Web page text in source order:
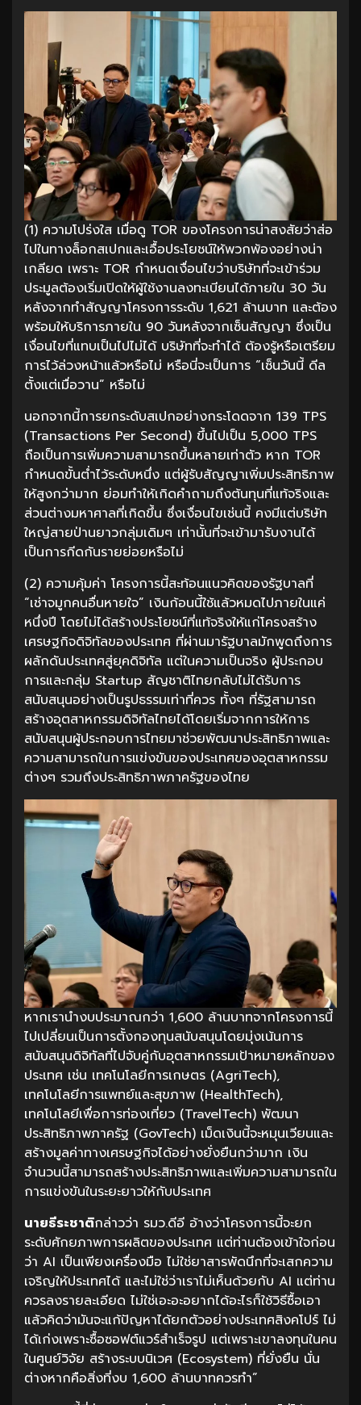
(1) ความโปร่งใส เมื่อดู TOR ของโครงการน่าสงสัยว่าส่อ
ไปในทางล็อกสเปกและเอื้อประโยชน์ให้พวกพ้องอย่างน่า
เกลียด เพราะ TOR กำหนดเงื่อนไขว่าบริษัทที่จะเข้าร่วม
ประมูลต้องเริ่มเปิดให้ผู้ใช้งานลงทะเบียนได้ภายใน 30 วัน
หลังจากทำสัญญาโครงการระดับ 1,621 ล้านบาท และต้อง
พร้อมให้บริการภายใน 90 วันหลังจากเซ็นสัญญา ซึ่งเป็น
เงื่อนไขที่แทบเป็นไปไม่ได้ บริษัทที่จะทำได้ ต้องรู้หรือเตรียม
การไว้ล่วงหน้าแล้วหรือไม่ หรือนี่จะเป็นการ “เซ็นวันนี้ ดีล
ตั้งแต่เมื่อวาน” หรือไม่
นอกจากนี้การยกระดับสเปกอย่างกระโดดจาก 139 TPS
(Transactions Per Second) ขึ้นไปเป็น 5,000 TPS
ถือเป็นการเพิ่มความสามารถขึ้นหลายเท่าตัว หาก TOR
กำหนดขั้นต่ำไว้ระดับหนึ่ง แต่ผู้รับสัญญาเพิ่มประสิทธิภาพ
ให้สูงกว่ามาก ย่อมทำให้เกิดคำถามถึงต้นทุนที่แท้จริงและ
ส่วนต่างมหาศาลที่เกิดขึ้น ซึ่งเงื่อนไขเช่นนี้ คงมีแต่บริษัท
ใหญ่สายป่านยาวกลุ่มเดิมๆ เท่านั้นที่จะเข้ามารับงานได้
เป็นการกีดกันรายย่อยหรือไม่
(2) ความคุ้มค่า โครงการนี้สะท้อนแนวคิดของรัฐบาลที่
“เช่าจมูกคนอื่นหายใจ” เงินก้อนนี้ใช้แล้วหมดไปภายในแค่
หนึ่งปี โดยไม่ได้สร้างประโยชน์ที่แท้จริงให้แก่โครงสร้าง
เศรษฐกิจดิจิทัลของประเทศ ที่ผ่านมารัฐบาลมักพูดถึงการ
ผลักดันประเทศสู่ยุคดิจิทัล แต่ในความเป็นจริง ผู้ประกอบ
การและกลุ่ม Startup สัญชาติไทยกลับไม่ได้รับการ
สนับสนุนอย่างเป็นรูปธรรมเท่าที่ควร ทั้งๆ ที่รัฐสามารถ
สร้างอุตสาหกรรมดิจิทัลไทยได้โดยเริ่มจากการให้การ
สนับสนุนผู้ประกอบการไทยมาช่วยพัฒนาประสิทธิภาพและ
ความสามารถในการแข่งขันของประเทศของอุตสาหกรรม
ต่างๆ รวมถึงประสิทธิภาพภาครัฐของไทย
หากเรานำงบประมาณกว่า 1,600 ล้านบาทจากโครงการนี้
ไปเปลี่ยนเป็นการตั้งกองทุนสนับสนุนโดยมุ่งเน้นการ
สนับสนุนดิจิทัลที่ไปจับคู่กับอุตสาหกรรมเป้าหมายหลักของ
ประเทศ เช่น เทคโนโลยีการเกษตร (AgriTech),
เทคโนโลยีการแพทย์และสุขภาพ (HealthTech),
เทคโนโลยีเพื่อการท่องเที่ยว (TravelTech) พัฒนา
ประสิทธิภาพภาครัฐ (GovTech) เม็ดเงินนี้จะหมุนเวียนและ
สร้างมูลค่าทางเศรษฐกิจได้อย่างยั่งยืนกว่ามาก เงิน
จำนวนนี้สามารถสร้างประสิทธิภาพและเพิ่มความสามารถใน
การแข่งขันในระยะยาวให้กับประเทศ
นายธีระชาติกล่าวว่า รมว.ดีอี อ้างว่าโครงการนี้จะยก
ระดับศักยภาพการผลิตของประเทศ แต่ท่านต้องเข้าใจก่อน
ว่า AI เป็นเพียงเครื่องมือ ไม่ใช่ยาสารพัดนึกที่จะเสกความ
เจริญให้ประเทศได้ และไม่ใช่ว่าเราไม่เห็นด้วยกับ AI แต่ท่าน
ควรลงรายละเอียด ไม่ใช่เอะอะอยากได้อะไรก็ใช้วิธีซื้อเอา
แล้วคิดว่ามันจะแก้ปัญหาได้ยกตัวอย่างประเทศสิงคโปร์ ไม่
ได้เก่งเพราะซื้อซอฟต์แวร์สำเร็จรูป แต่เพราะเขาลงทุนในคน
ในศูนย์วิจัย สร้างระบบนิเวศ (Ecosystem) ที่ยั่งยืน นั่น
ต่างหากคือสิ่งที่งบ 1,600 ล้านบาทควรทำ”